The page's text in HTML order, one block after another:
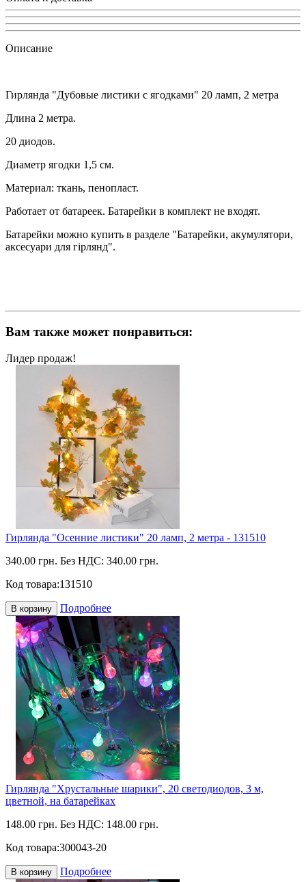
Описание
Гирлянда "Дубовые листики с ягодками" 20 ламп, 2 метра
Длина 2 метра.
20 диодов.
Диаметр ягодки 1,5 см.
Материал: ткань, пенопласт.
Работает от батареек. Батарейки в комплект не входят.
Батарейки можно купить в разделе "Батарейки, акумулятори,
аксесуари для гірлянд".
Вам также может понравиться:
Лидер продаж!
Гирлянда "Осенние листики" 20 ламп, 2 метра - 131510
340.00 грн. Без НДС: 340.00 грн.
Код товара:131510
В корзину Подробнее
Гирлянда "Хрустальные шарики", 20 светодиодов, 3 м,
цветной, на батарейках
148.00 грн. Без НДС: 148.00 грн.
Код товара:300043-20
В корзину Подробнее